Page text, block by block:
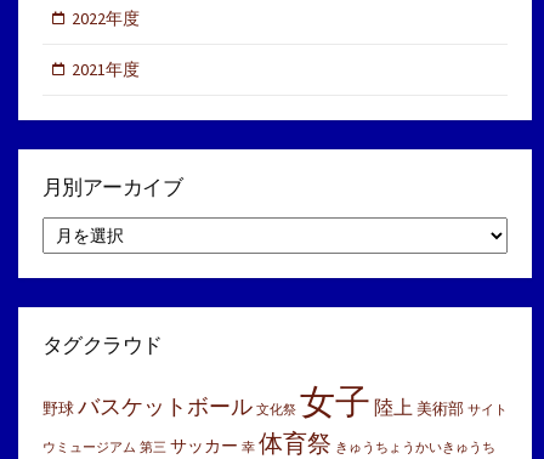
2022年度
2021年度
月別アーカイブ
別
ア
イ
タグクラウド
野球 バスケットボール 文化祭 女子 陸上 美術部 サイト
ウミュージアム 第三 サッカー 幸 体育祭 きゅうちょうかいきゅうち